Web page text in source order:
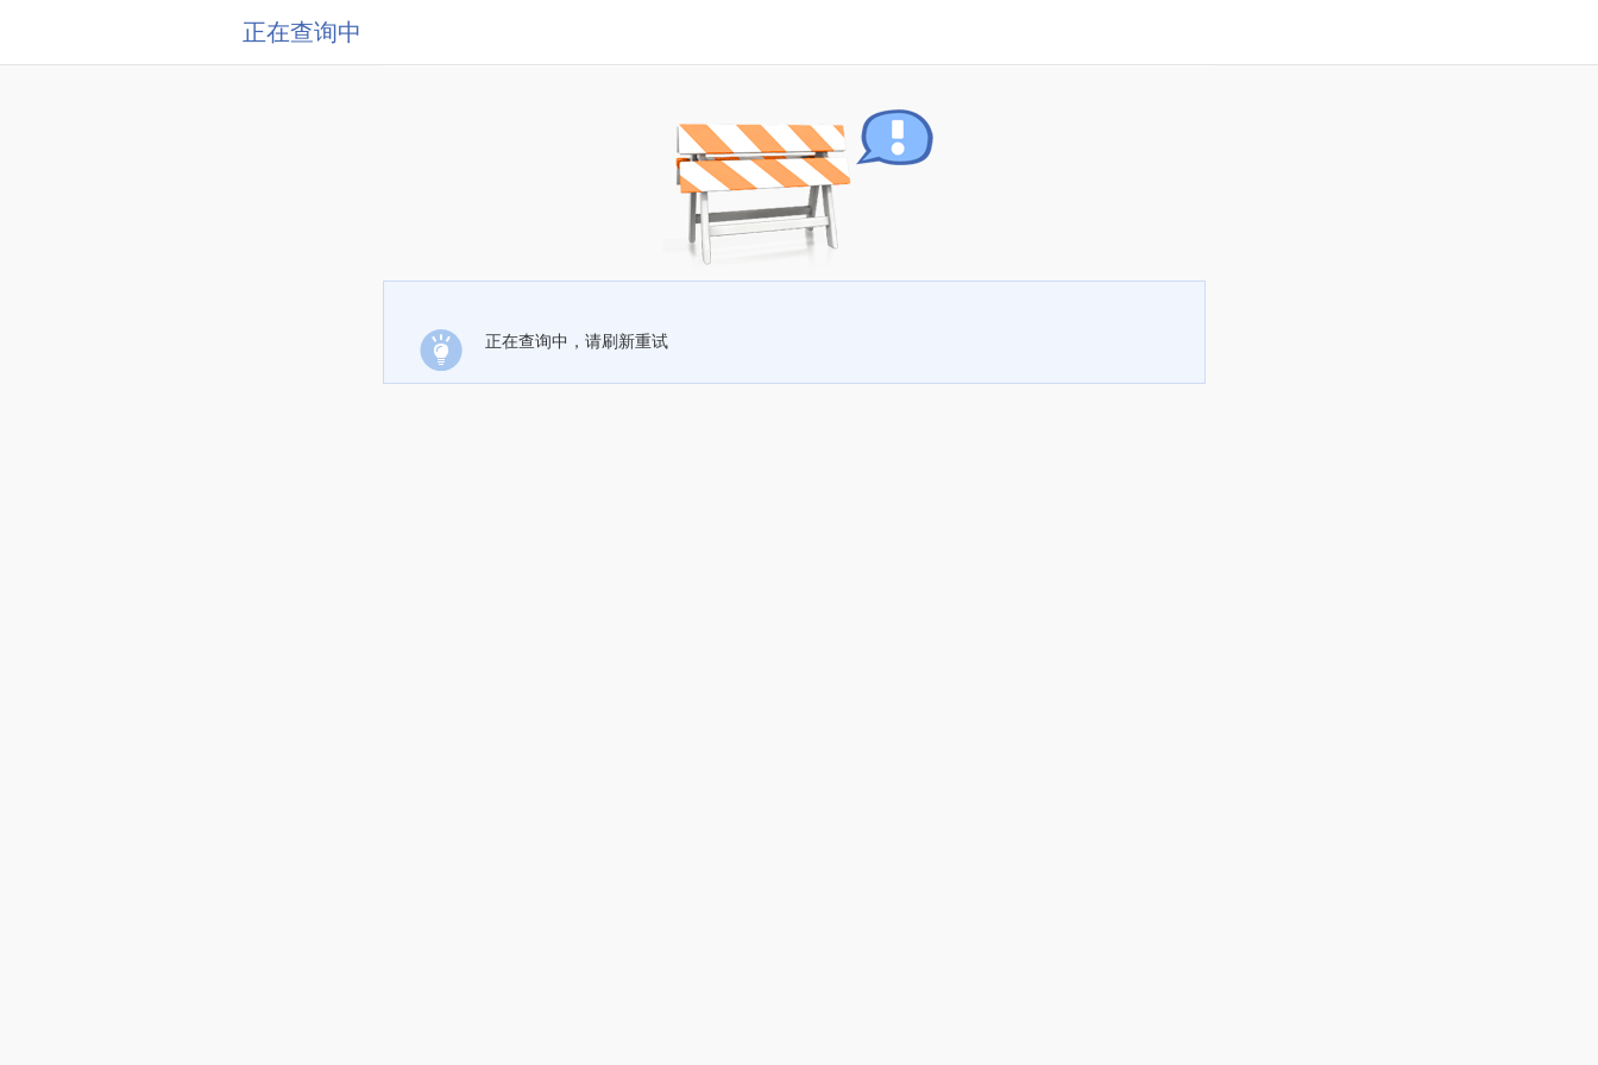
正在查询中
正在查询中，请刷新重试